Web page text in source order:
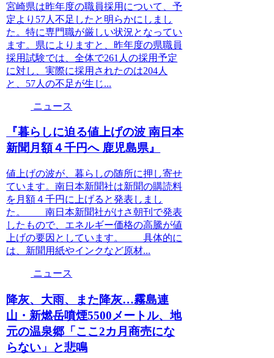
宮崎県は昨年度の職員採用について、予
定より57人不足したと明らかにしまし
た。特に専門職が厳しい状況となってい
ます。県によりますと、昨年度の県職員
採用試験では、全体で261人の採用予定
に対し、実際に採用されたのは204人
と、57人の不足が生じ...
ニュース
『暮らしに迫る値上げの波 南日本
新聞月額４千円へ 鹿児島県』
値上げの波が、暮らしの随所に押し寄せ
ています。南日本新聞社は新聞の購読料
を月額４千円に上げると発表しまし
た。 南日本新聞社がけさ朝刊で発表
したもので、エネルギー価格の高騰が値
上げの要因としています。 具体的に
は、新聞用紙やインクなど原材...
ニュース
降灰、大雨、また降灰…霧島連
山・新燃岳噴煙5500メートル、地
元の温泉郷「ここ2カ月商売にな
らない」と悲鳴